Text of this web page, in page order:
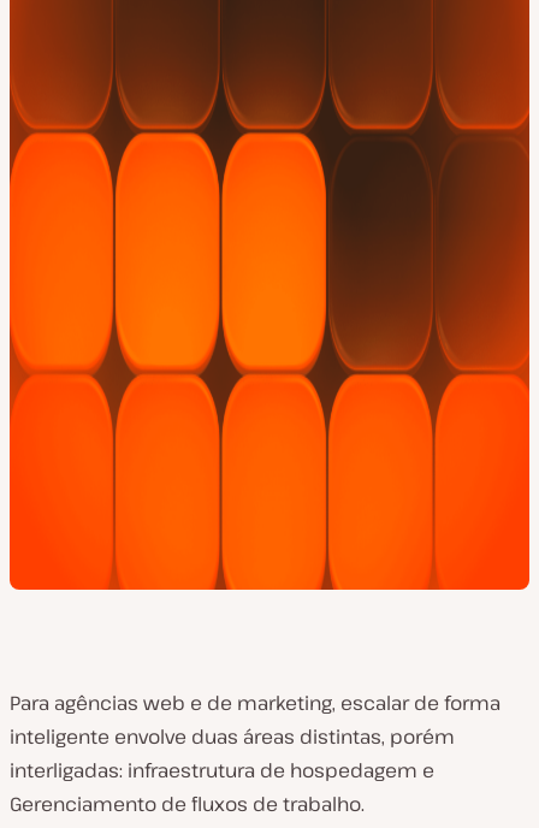
Para agências web e de marketing, escalar de forma
inteligente envolve duas áreas distintas, porém
interligadas: infraestrutura de hospedagem e
Gerenciamento de fluxos de trabalho.